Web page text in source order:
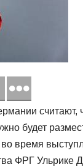
считают,
будет
время
ФРГ